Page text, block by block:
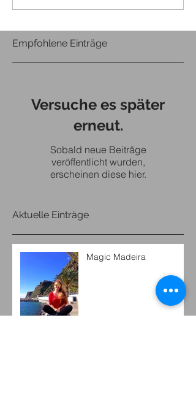
Empfohlene Einträge
Versuche es später
erneut.
Sobald neue Beiträge
veröffentlicht wurden,
erscheinen diese hier.
Aktuelle Einträge
Magic Madeira